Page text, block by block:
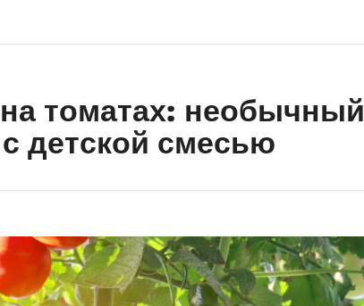
томатах: необычный
детской смесью